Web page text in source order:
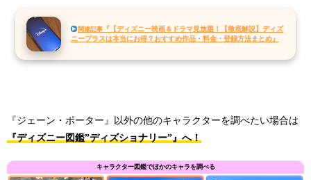
関連記事 『【ディズニー映画＆ドラマ見放題！【徹底解説】ディズ
ニープラスは本当にお得？おすすめ作品・料金・登録方法まとめ』
『ジェーン・ポーター』以外の他のキャラクターを調べたい場合は
『ディズニー図鑑”ディズショナリー”』へ！
キャラクター図鑑でほかのキャラを調べる